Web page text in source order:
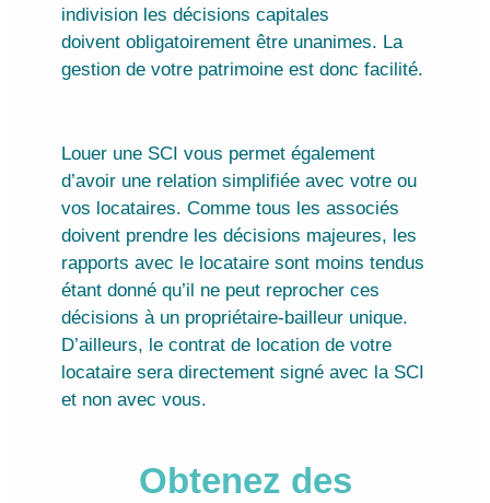
indivision les décisions capitales
doivent obligatoirement être unanimes. La
gestion de votre patrimoine est donc facilité.
Louer une SCI vous permet également
d’avoir une relation simplifiée avec votre ou
vos locataires. Comme tous les associés
doivent prendre les décisions majeures, les
rapports avec le locataire sont moins tendus
étant donné qu’il ne peut reprocher ces
décisions à un propriétaire-bailleur unique.
D’ailleurs, le contrat de location de votre
locataire sera directement signé avec la SCI
et non avec vous.
Obtenez des